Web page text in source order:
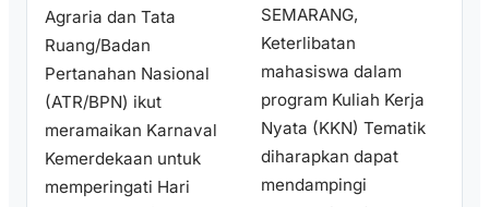
Agraria dan Tata
Ruang/Badan
Pertanahan Nasional
(ATR/BPN) ikut
meramaikan Karnaval
Kemerdekaan untuk
memperingati Hari
SEMARANG,
Keterlibatan
mahasiswa dalam
program Kuliah Kerja
Nyata (KKN) Tematik
diharapkan dapat
mendampingi